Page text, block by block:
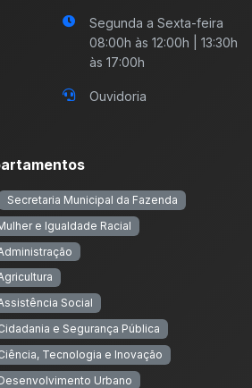
Segunda a Sexta-feira
08:00h às 12:00h | 13:30h
às 17:00h
Ouvidoria
Secretaria Municipal da Fazenda
e Igualdade Racial
Social
e Segurança Pública
Tecnologia e Inovação
Urbano